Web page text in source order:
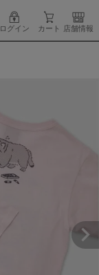
ログイン カート 店舗情報